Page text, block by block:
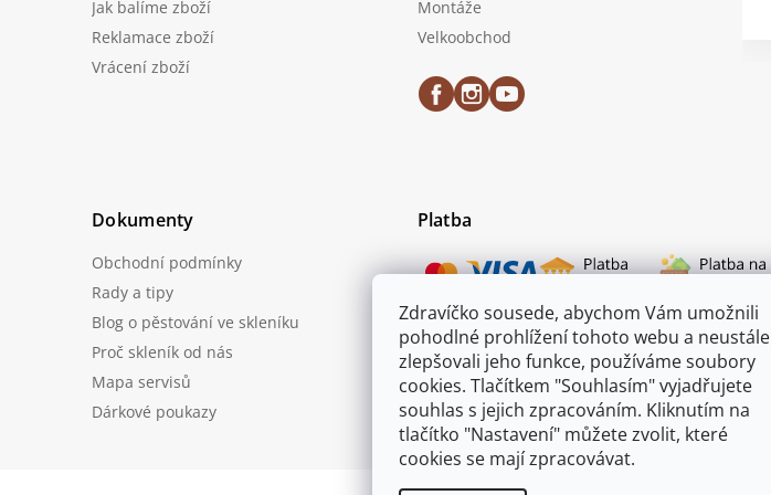
Zdravíčko sousede, abychom Vám umožnili
pohodlné prohlížení tohoto webu a neustále
zlepšovali jeho funkce, používáme soubory
cookies. Tlačítkem "Souhlasím" vyjadřujete
souhlas s jejich zpracováním. Kliknutím na
tlačítko "Nastavení" můžete zvolit, které
cookies se mají zpracovávat.
Jak balíme zboží
Reklamace zboží
Vrácení zboží
Montáže
Velkoobchod
Dokumenty
Obchodní podmínky
Rady a tipy
Blog o pěstování ve skleníku
Proč skleník od nás
Mapa servisů
Dárkové poukazy
Platba
Možnosti dopravy